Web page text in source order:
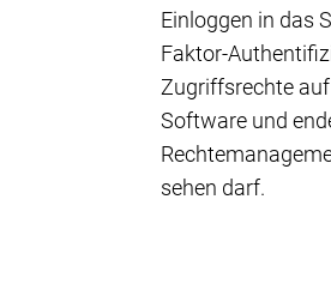
Einloggen in das
Faktor-
Zugriffsrechte
Software und
sehen darf.